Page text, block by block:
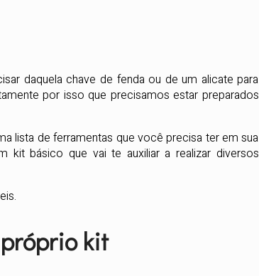
daquela chave de fenda ou de um alicate para
por isso que precisamos estar preparados
lista de ferramentas que você precisa ter em sua
kit básico que vai te auxiliar a realizar diversos
kit